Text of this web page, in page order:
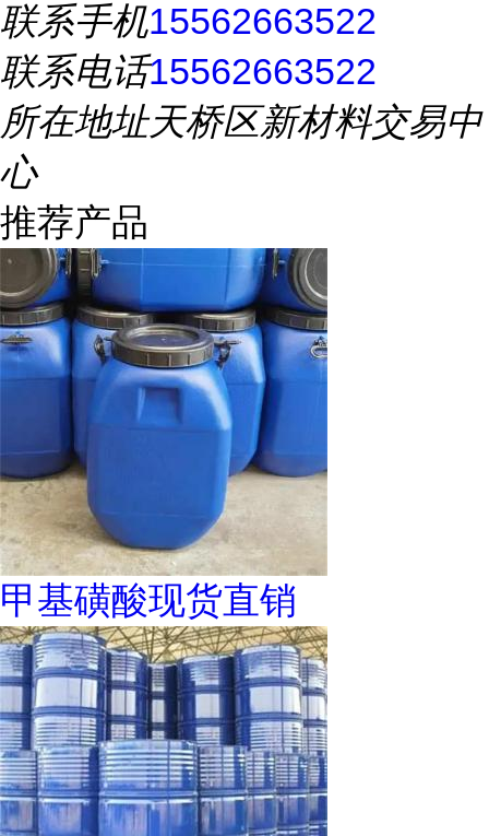
联系手机15562663522
联系电话15562663522
所在地址天桥区新材料交易中
心
推荐产品
甲基磺酸现货直销